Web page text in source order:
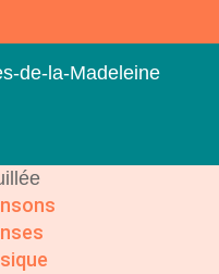
de-la-Madeleine